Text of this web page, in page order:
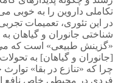
تکاملی داروین را به خوبی
در این تئوری، تعمیمات
شناختی جانوران و گیاهان
«گزینش طبیعی» است که
[جانوران و گیاهان] به
چرا که «تنازع در بقا»
فردی در محیطی خاص نافع